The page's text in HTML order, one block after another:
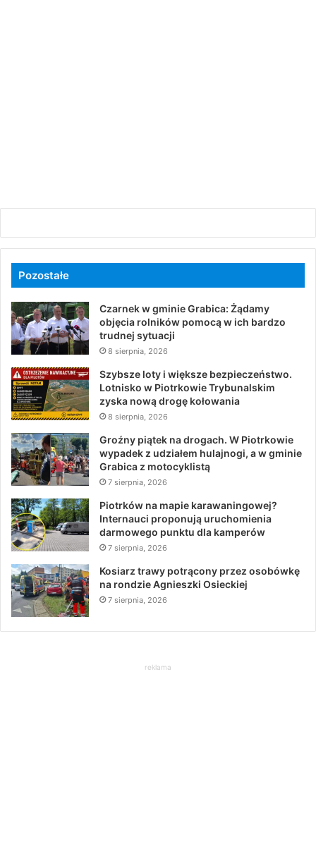
Pozostałe
Czarnek w gminie Grabica: Żądamy
objęcia rolników pomocą w ich bardzo
trudnej sytuacji
8 sierpnia, 2026
Szybsze loty i większe bezpieczeństwo.
Lotnisko w Piotrkowie Trybunalskim
zyska nową drogę kołowania
8 sierpnia, 2026
Groźny piątek na drogach. W Piotrkowie
wypadek z udziałem hulajnogi, a w gminie
Grabica z motocyklistą
7 sierpnia, 2026
Piotrków na mapie karawaningowej?
Internauci proponują uruchomienia
darmowego punktu dla kamperów
7 sierpnia, 2026
Kosiarz trawy potrącony przez osobówkę
na rondzie Agnieszki Osieckiej
7 sierpnia, 2026
reklama